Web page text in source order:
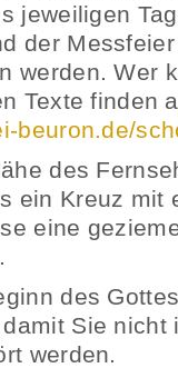
jeweiligen
der
werden. Wer
Texte finden
beuron.de/
des
ein Kreuz mit
eine
des
Sie nicht
werden.